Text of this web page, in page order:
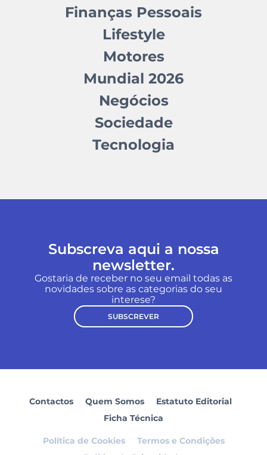
Finanças Pessoais
Lifestyle
Motores
Mundial 2026
Negócios
Sociedade
Tecnologia
Subscreva aqui a nossa
newsletter.
Gostaria de receber no seu email todas as
novidades sobre as categorias do seu
interese?
SUBSCREVER
Contactos Quem Somos
Estatuto Editorial
Ficha Técnica
Política de Cookies
Termos e Condições